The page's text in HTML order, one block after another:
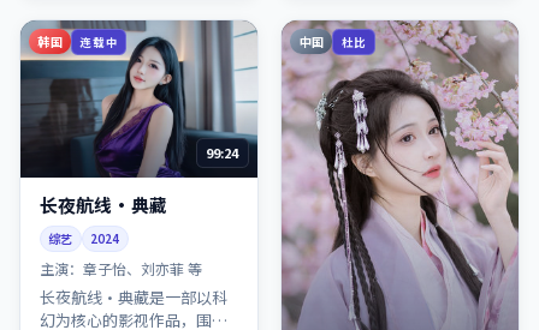
韩国 连载中
99:24
长夜航线·典藏
综艺 2024
主演： 章子怡、刘亦菲 等
长夜航线·典藏是一部以科
幻为核心的影视作品，围绕
中国 杜比